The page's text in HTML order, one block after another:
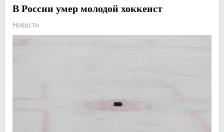
В России умер молодой хоккеист
Новости